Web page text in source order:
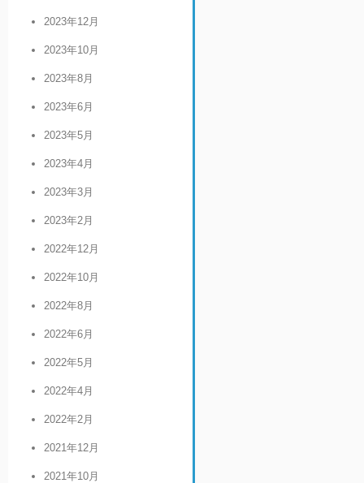
2023年12月
2023年10月
2023年8月
2023年6月
2023年5月
2023年4月
2023年3月
2023年2月
2022年12月
2022年10月
2022年8月
2022年6月
2022年5月
2022年4月
2022年2月
2021年12月
2021年10月